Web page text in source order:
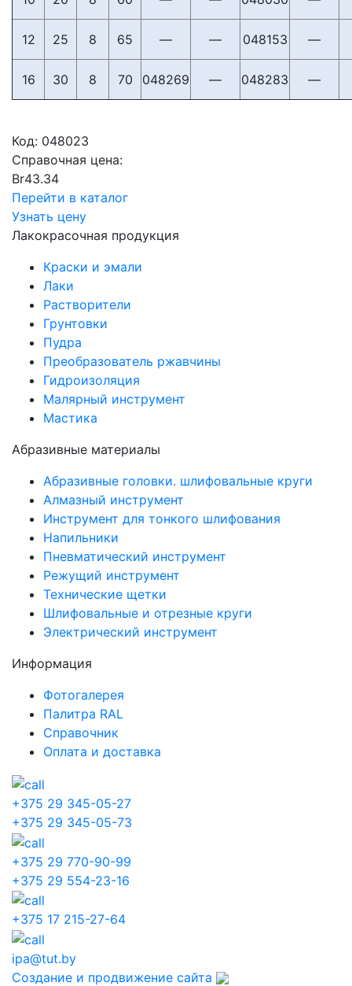
12 25 8 65 — — 048153 —
16 30 8 70 048269 — 048283 —
Код: 048023
Справочная цена:
Br43.34
Перейти в каталог
Узнать цену
Лакокрасочная продукция
Краски и эмали
Лаки
Растворители
Грунтовки
Пудра
Преобразователь ржавчины
Гидроизоляция
Малярный инструмент
Мастика
Абразивные материалы
Абразивные головки. шлифовальные круги
Алмазный инструмент
Инструмент для тонкого шлифования
Напильники
Пневматический инструмент
Режущий инструмент
Технические щетки
Шлифовальные и отрезные круги
Электрический инструмент
Информация
Фотогалерея
Палитра RAL
Справочник
Оплата и доставка
+375 29 345-05-27
+375 29 345-05-73
+375 29 770-90-99
+375 29 554-23-16
+375 17 215-27-64
ipa@tut.by
Создание и продвижение сайта